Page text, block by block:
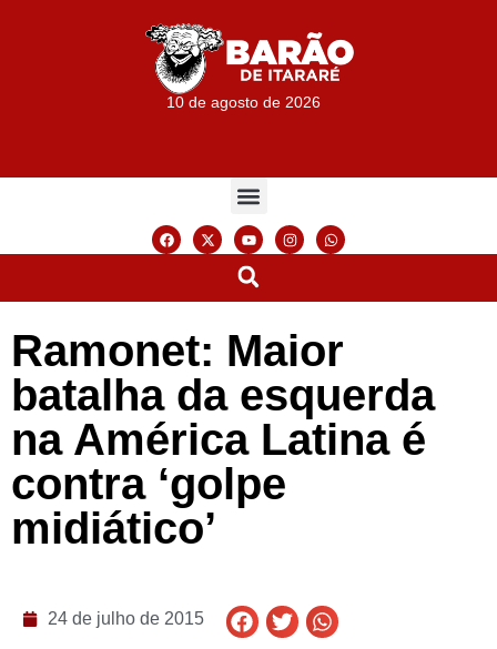
10 de agosto de 2026
Ramonet: Maior
batalha da esquerda
na América Latina é
contra ‘golpe
midiático’
24 de julho de 2015